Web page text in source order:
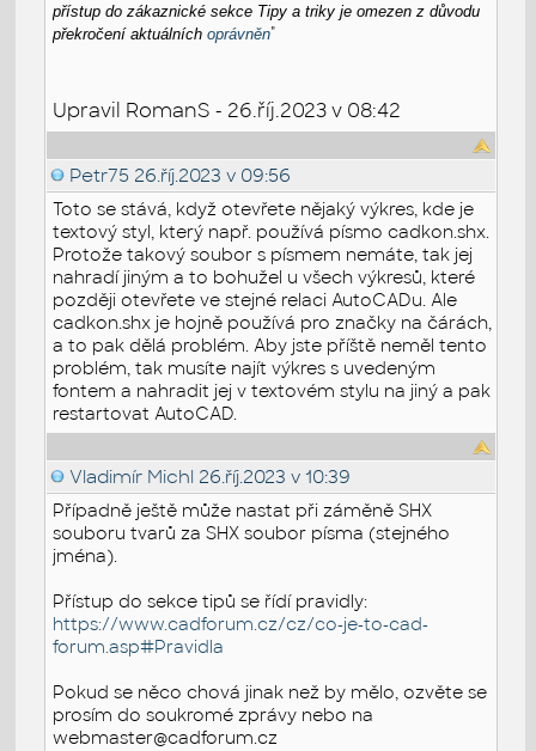
přístup do zákaznické sekce Tipy a triky je omezen z důvodu
překročení aktuálníchoprávněn"
Upravil RomanS - 26.říj.2023 v 08:42
Petr75 26.říj.2023 v 09:56
Toto se stává, když otevřete nějaký výkres, kde je
textový styl, který např. používá písmo cadkon.shx.
Protože takový soubor s písmem nemáte, tak jej
nahradí jiným a to bohužel u všech výkresů, které
později otevřete ve stejné relaci AutoCADu. Ale
cadkon.shx je hojně používá pro značky na čárách,
a to pak dělá problém. Aby jste příště neměl tento
problém, tak musíte najít výkres s uvedeným
fontem a nahradit jej v textovém stylu na jiný a pak
restartovat AutoCAD.
Vladimír Michl 26.říj.2023 v 10:39
Případně ještě může nastat při záměně SHX
souboru tvarů za SHX soubor písma (stejného
jména).
Přístup do sekce tipů se řídí pravidly:
https://www.cadforum.cz/cz/co-je-to-cad-
forum.asp#Pravidla
Pokud se něco chová jinak než by mělo, ozvěte se
prosím do soukromé zprávy nebo na
webmaster@cadforum.cz